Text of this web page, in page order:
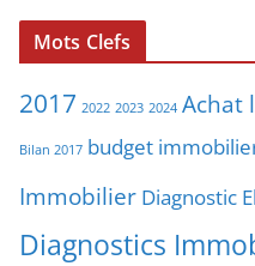
Mots Clefs
2017 2022 2023 2024 Achat
Bilan 2017 budget
Immobilier Diagnostic
Diagnostics